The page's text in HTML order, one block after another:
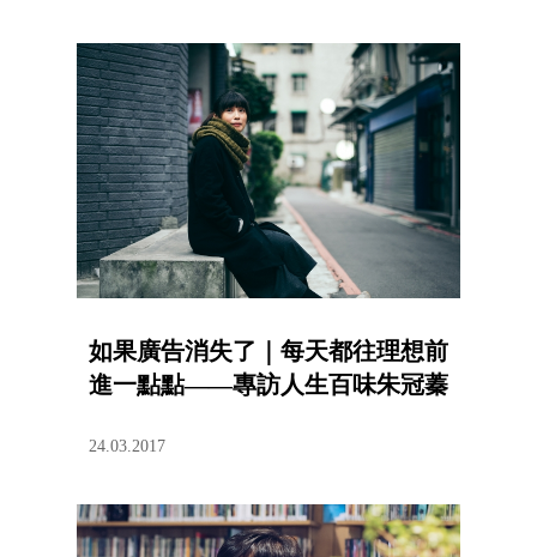
如果廣告消失了｜每天都往理想前
進一點點——專訪人生百味朱冠蓁
24.03.2017